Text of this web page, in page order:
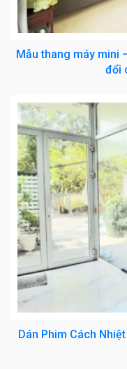
Mẫu thang máy mini
đổi
Dán Phim Cách